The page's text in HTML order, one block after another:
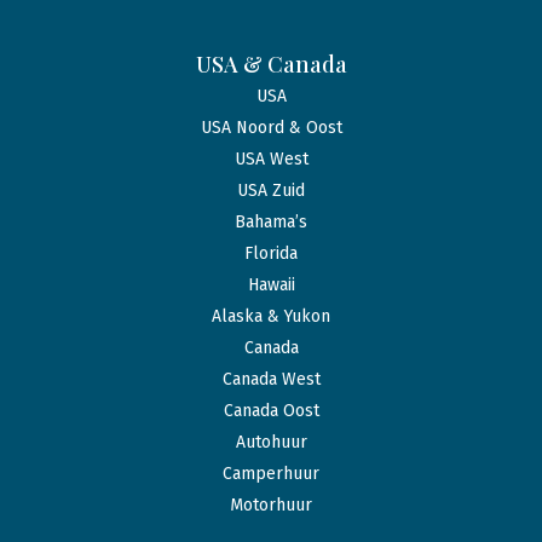
USA & Canada
USA
USA Noord & Oost
USA West
USA Zuid
Bahama’s
Florida
Hawaii
Alaska & Yukon
Canada
Canada West
Canada Oost
Autohuur
Camperhuur
Motorhuur